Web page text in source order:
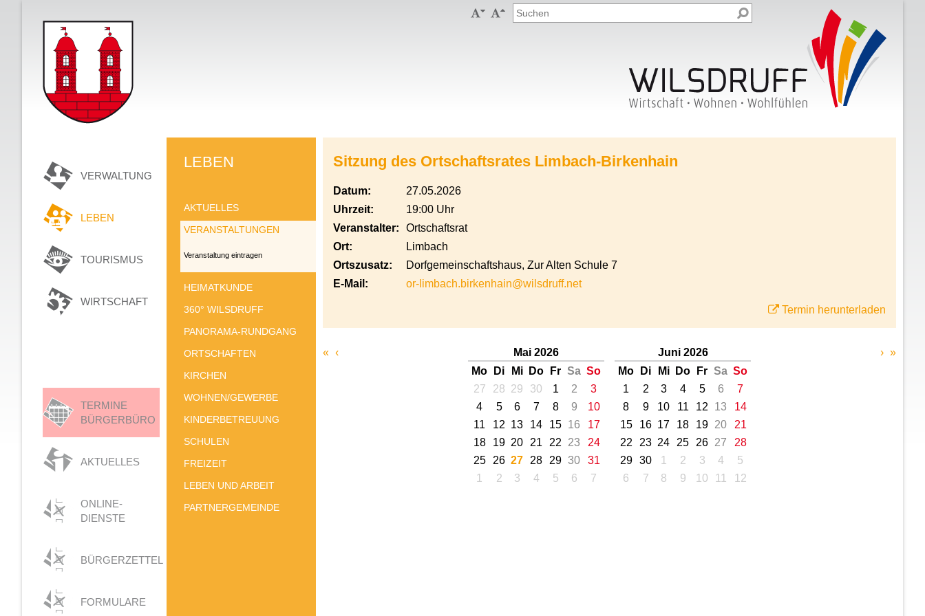
 
VERWALTUNG
LEBEN
TOURISMUS
WIRTSCHAFT
TERMINE
BÜRGERBÜRO
AKTUELLES
ONLINE-
DIENSTE
BÜRGERZETTEL
FORMULARE
LEBEN
AKTUELLES
VERANSTALTUNGEN
Veranstaltung eintragen
HEIMATKUNDE
360° WILSDRUFF
PANORAMA-RUNDGANG
ORTSCHAFTEN
KIRCHEN
WOHNEN/GEWERBE
KINDERBETREUUNG
SCHULEN
FREIZEIT
LEBEN UND ARBEIT
PARTNERGEMEINDE
Sitzung des Ortschaftsrates Limbach-Birkenhain
Datum:
27.05.2026
Uhrzeit:
19:00 Uhr
Veranstalter:
Ortschaftsrat
Ort:
Limbach
Ortszusatz:
Dorfgemeinschaftshaus, Zur Alten Schule 7
E-Mail:
or-limbach.birkenhain@wilsdruff.net
Termin herunterladen
« ‹
Mai 2026
Mo
Di Mi Do Fr Sa So
27
28 29 30 1 2
3
4
5 6 7 8 9
10
11
12 13 14 15 16
17
18
19 20 21 22 23
24
25
26 27 28 29 30
31
1
2 3 4 5 6 7
Juni 2026
Mo
Di Mi Do Fr Sa So
1
2 3 4 5 6
7
8
9 10 11 12 13
14
15
16 17 18 19 20
21
22
23 24 25 26 27
28
29
30 1 2 3 4
5
6
7 8 9 10 11 12
› »